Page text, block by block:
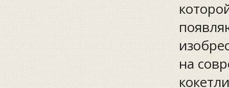
на